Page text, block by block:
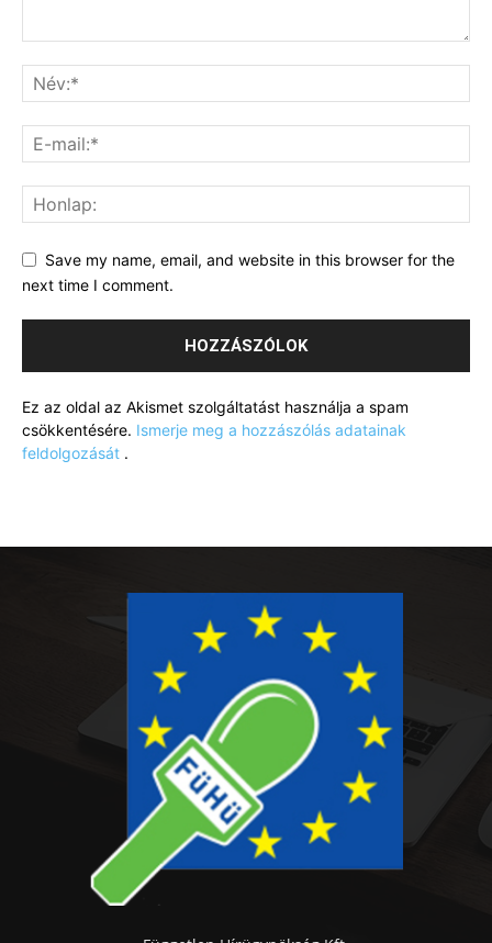
Save my name, email, and website in this browser for the
next time I comment.
Ez az oldal az Akismet szolgáltatást használja a spam
csökkentésére. Ismerje meg a hozzászólás adatainak
feldolgozását .